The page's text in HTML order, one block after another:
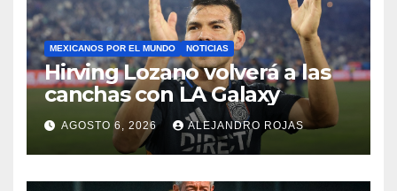
MEXICANOS POR EL MUNDO NOTICIAS
Hirving Lozano volverá a las
canchas con LA Galaxy
AGOSTO 6, 2026 ALEJANDRO ROJAS